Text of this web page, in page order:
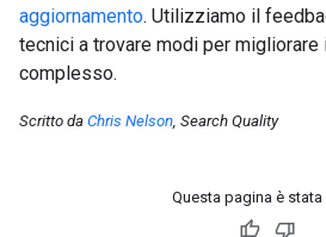
aggiornamento. Utilizziamo il
tecnici a trovare modi per
complesso.
Scritto da Chris Nelson, Search Quality
Questa pagina è stata